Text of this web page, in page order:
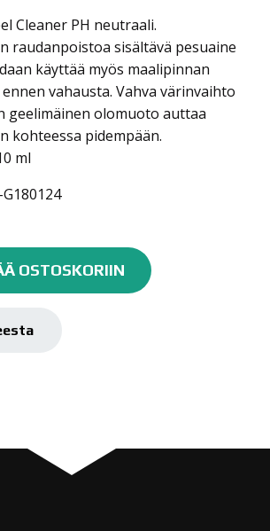
Cleaner PH neutraali.
raudanpoistoa sisältävä pesuaine
käyttää myös maalipinnan
vahausta. Vahva värinvaihto
geelimäinen olomuoto auttaa
kohteessa pidempään.
ml
OSTOSKORIIN